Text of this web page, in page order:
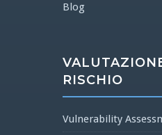
Blog
RISCHIO
Vulnerability